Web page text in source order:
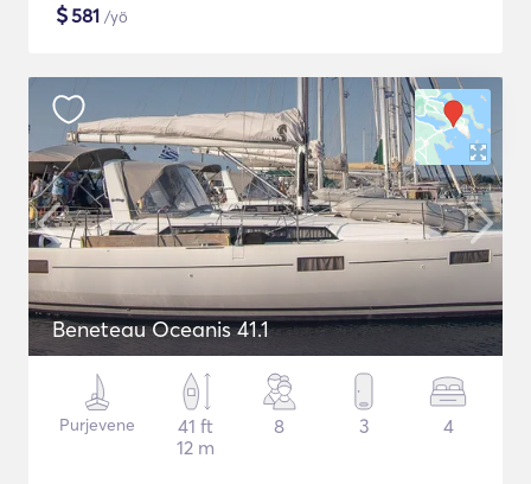
$581 /yö
Beneteau Oceanis 41.1
Purjevene
41 ft
12 m
8 3 4